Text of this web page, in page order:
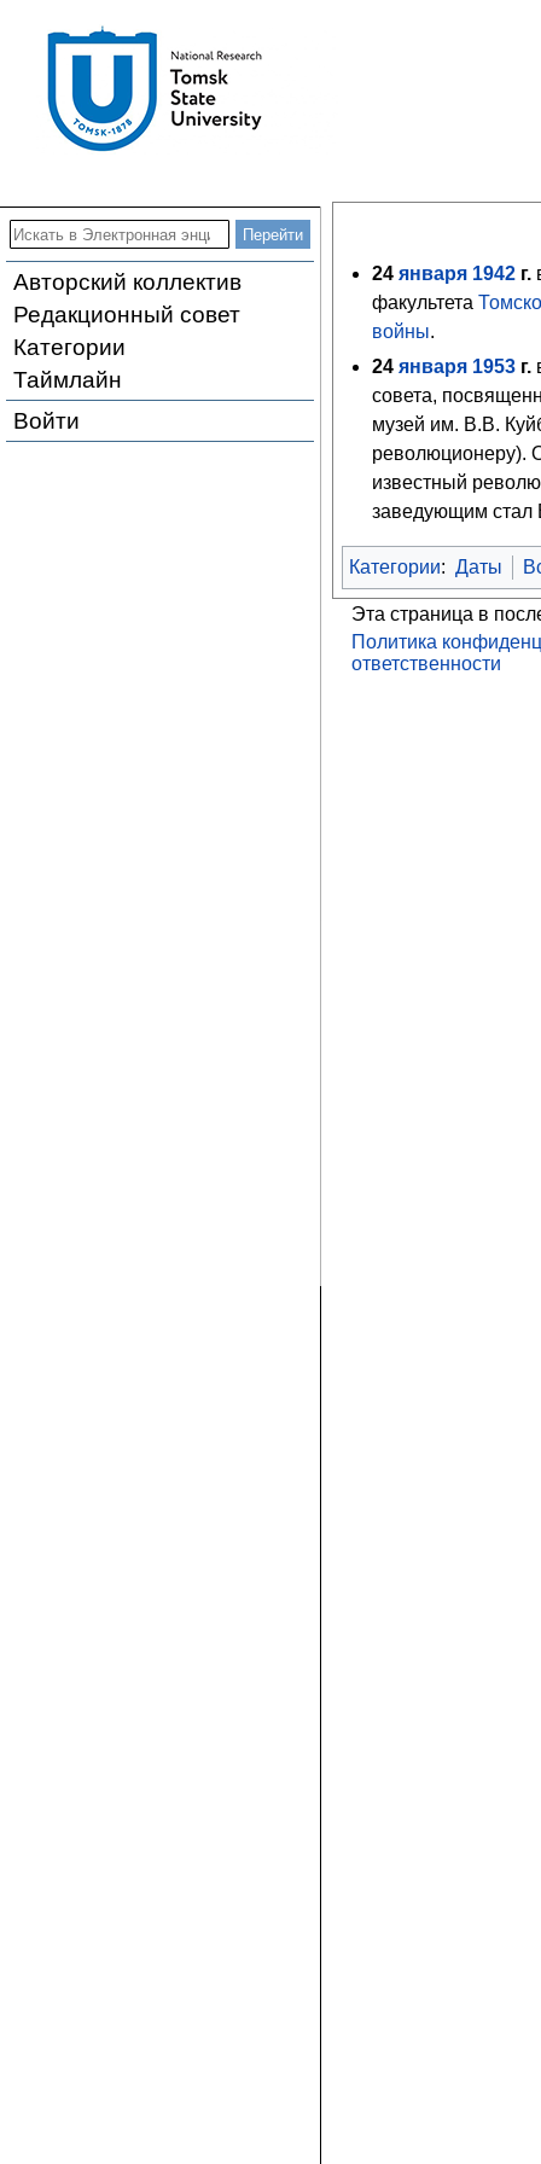
Авторский коллектив
Редакционный совет
Категории
Таймлайн
Войти
24 января 1942 г.
факультета
войны.
24 января 1953 г.
совета,
музей им. В.В.
революционеру).
известный
заведующим стал
Категории: Даты
Эта страница в
Политика
ответственности